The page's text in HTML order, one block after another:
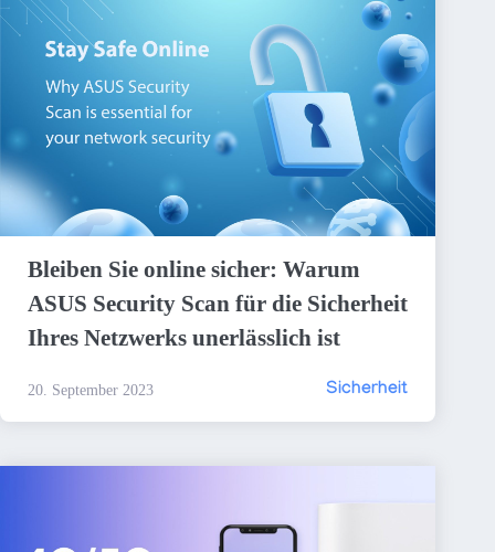
Bleiben Sie online sicher: Warum
ASUS Security Scan für die Sicherheit
Ihres Netzwerks unerlässlich ist
20. September 2023 Sicherheit